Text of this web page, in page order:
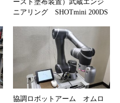
ースト塗布装置）武蔵エンジ
ニアリング SHOTmini 200DS
協調ロボットアーム オムロ